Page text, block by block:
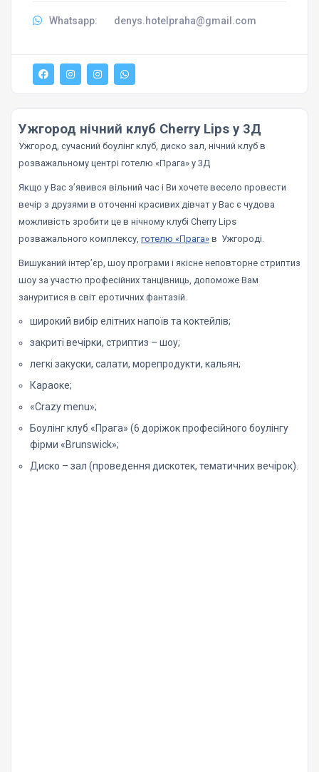
Whatsapp: denys.hotelpraha@gmail.com
Ужгород нічний клуб Cherry Lips у 3Д
Ужгород, сучасний боулінг клуб, диско зал, нічний клуб в
розважальному центрі готелю «Прага» у 3Д
Якщо у Вас з’явився вільний час і Ви хочете весело провести
вечір з друзями в оточенні красивих дівчат у Вас є чудова
можливість зробити це в нічному клубі Cherry Lips
розважального комплексу, готелю «Прага» в Ужгороді.
Вишуканий інтер’єр, шоу програми і якісне неповторне стриптиз
шоу за участю професійних танцівниць, допоможе Вам
зануритися в світ еротичних фантазій.
широкий вибір елітних напоїв та коктейлів;
закриті вечірки, стриптиз – шоу;
легкі закуски, салати, морепродукти, кальян;
Караоке;
«Crazy menu»;
Боулінг клуб «Прага» (6 доріжок професійного боулінгу
фірми «Brunswick»;
Диско – зал (проведення дискотек, тематичних вечірок).